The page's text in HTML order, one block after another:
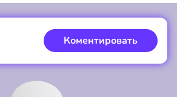
Коментировать